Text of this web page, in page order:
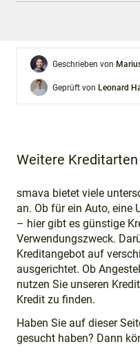
Geschrieben von
Geprüft von Leonard
Weitere
smava bietet viele
an. Ob für ein Auto, eine
– hier gibt es günstige
Verwendungszweck.
Kreditangebot auf
ausgerichtet. Ob
nutzen Sie unseren
Kredit zu finden.
Haben Sie auf dieser
gesucht haben? Dann